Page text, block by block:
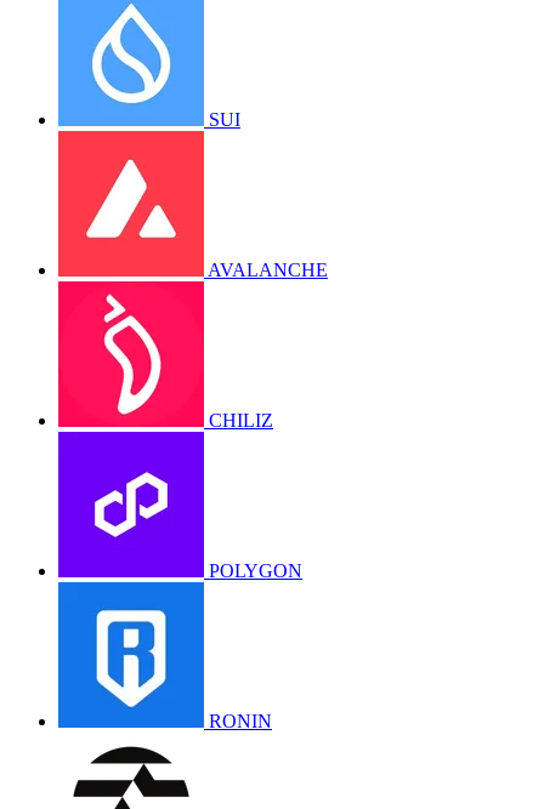
SUI
AVALANCHE
CHILIZ
POLYGON
RONIN